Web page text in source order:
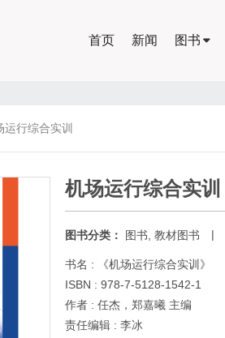
首页 新闻 图书
运行综合实训
机场运行综合实训
图书分类： 图书 教材图书 |
书名 : 《机场运行综合实训》
ISBN : 978-7-5128-1542-1
作者 : 任杰，郑嘉曦 主编
责任编辑 : 李冰